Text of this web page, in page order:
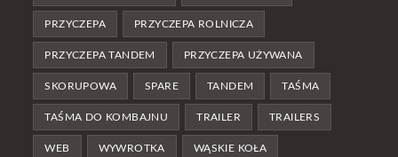
PRZYCZEPA PRZYCZEPA ROLNICZA
PRZYCZEPA TANDEM PRZYCZEPA UŻYWANA
SKORUPOWA SPARE TANDEM TAŚMA
TAŚMA DO KOMBAJNU TRAILER TRAILERS
WEB WYWROTKA WĄSKIE KOŁA